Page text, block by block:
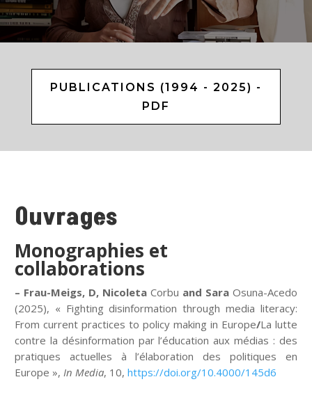
PUBLICATIONS (1994 - 2025) -
PDF
Ouvrages
Monographies et
collaborations
– Frau-Meigs, D, Nicoleta Corbu and Sara Osuna-Acedo
(2025), « Fighting disinformation through media literacy:
From current practices to policy making in Europe/La lutte
contre la désinformation par l’éducation aux médias : des
pratiques actuelles à l’élaboration des politiques en
Europe », In Media, 10,https://doi.org/10.4000/145d6